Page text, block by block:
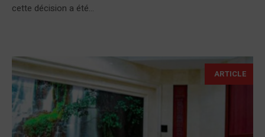
cette décision a été...
ARTICLE